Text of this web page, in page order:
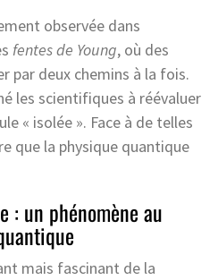
observée dans
fentes de Young, où des
par deux chemins à la fois.
les scientifiques à réévaluer
« isolée ». Face à de telles
que la physique quantique
: un phénomène au
mais fascinant de la